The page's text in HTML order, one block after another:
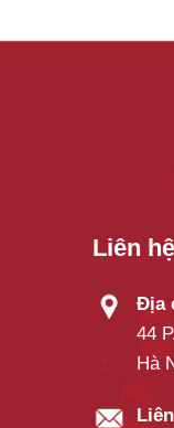
Liên
Địa
44
Hà